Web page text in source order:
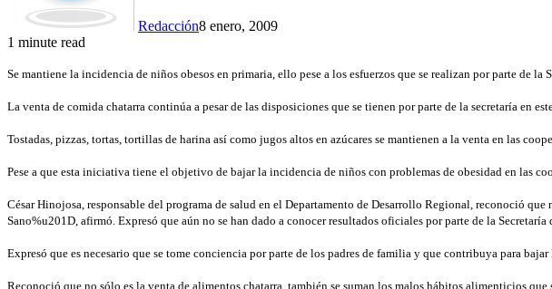
Redacción8 enero, 2009
1 minute read
Se mantiene la incidencia de niños obesos en primaria, ello pese a los esfuerzos que se realizan por parte de la
La venta de comida chatarra continúa a pesar de las disposiciones que se tienen por parte de la secretaría en
Tostadas, pizzas, tortas, tortillas de harina así como jugos altos en azúcares se mantienen a la venta en las
Pese a que esta iniciativa tiene el objetivo de bajar la incidencia de niños con problemas de obesidad en las
César Hinojosa, responsable del programa de salud en el Departamento de Desarrollo Regional, reconoció
Sano%u201D, afirmó. Expresó que aún no se han dado a conocer resultados oficiales por parte de la
Expresó que es necesario que se tome conciencia por parte de los padres de familia y que contribuya para
Reconoció que no sólo es la venta de alimentos chatarra, también se suman los malos hábitos alimenticios que